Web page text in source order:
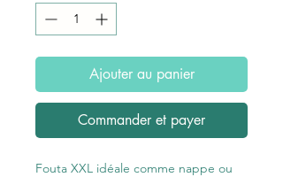
Ajouter au panier
Commander et payer
Fouta XXL idéale comme nappe ou